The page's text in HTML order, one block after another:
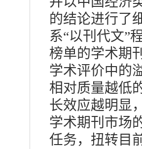
的结论进行了
系“以刊代文”
榜单的学术期
学术评价中的
相对质量越低
长效应越明显
学术期刊市场
任务，扭转目